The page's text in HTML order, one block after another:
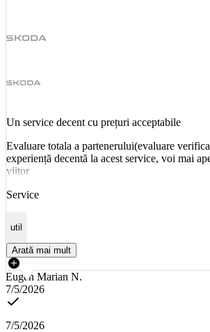
Un service decent cu prețuri acceptabile
Evaluare totala a partenerului(evaluare
experiență decentă la acest service, voi mai
viitor
Service
util
Arată mai mult
Eugen Marian N.
7/5/2026
7/5/2026